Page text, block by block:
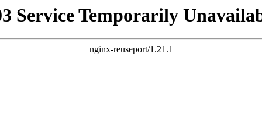
Service Temporarily
nginx-reuseport/1.21.1